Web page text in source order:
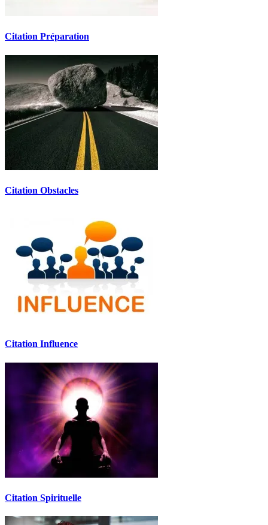
Citation Préparation
Citation Obstacles
Citation Influence
Citation Spirituelle